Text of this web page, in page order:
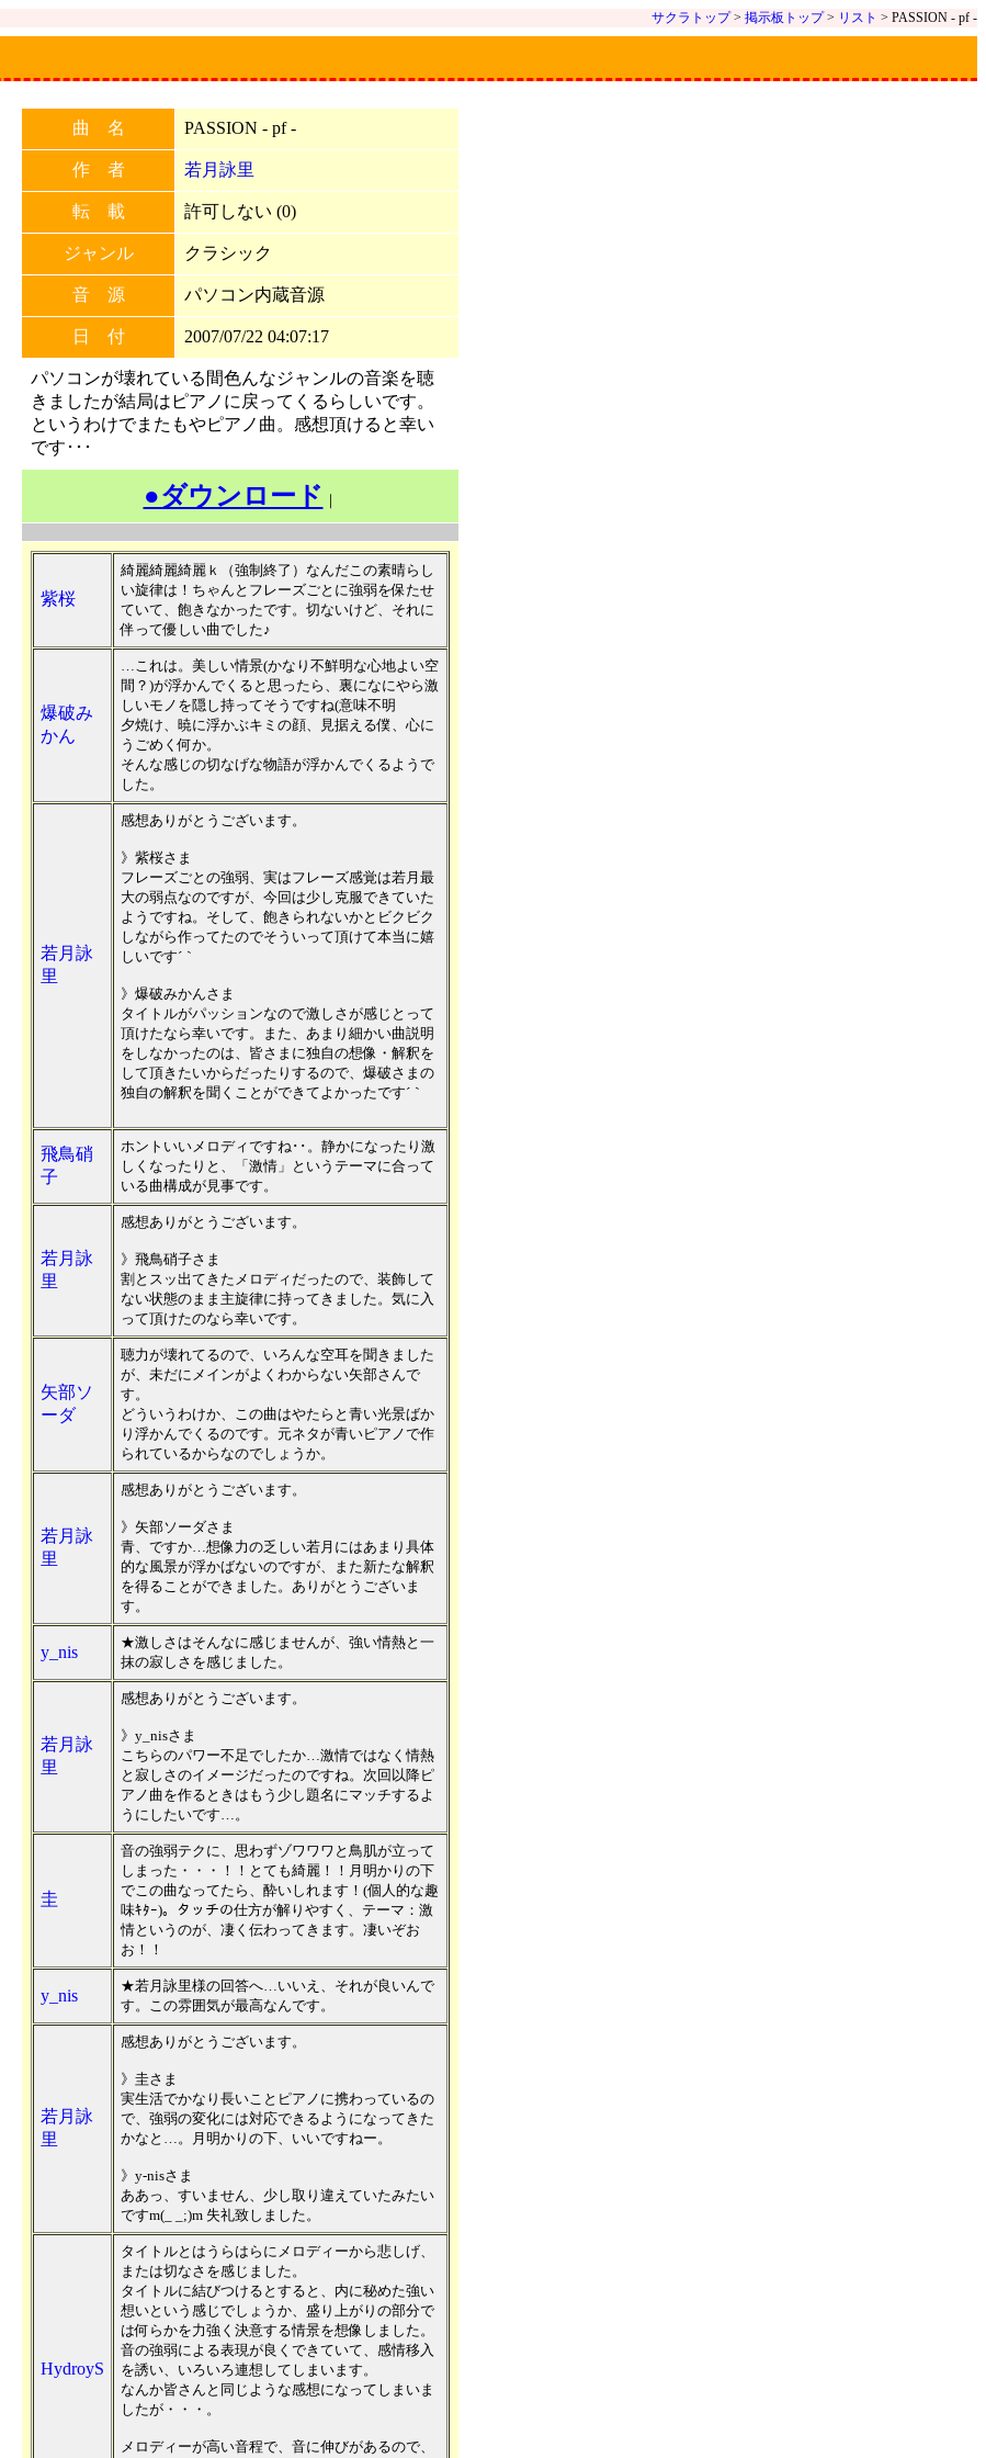
サクラトップ> 掲示板トップ> リスト > PASSION - pf -
曲 名 PASSION - pf -
作 者 若月詠里
転 載 許可しない (0)
ジャンル クラシック
音 源 パソコン内蔵音源
日 付 2007/07/22 04:07:17
パソコンが壊れている間色んなジャンルの音楽を聴
きましたが結局はピアノに戻ってくるらしいです。
というわけでまたもやピアノ曲。感想頂けると幸い
です･･･
●ダウンロード ｜
紫桜
綺麗綺麗綺麗ｋ（強制終了）なんだこの素晴らし
い旋律は！ちゃんとフレーズごとに強弱を保たせ
ていて、飽きなかったです。切ないけど、それに
伴って優しい曲でした♪
爆破み
かん
…これは。美しい情景(かなり不鮮明な心地よい空
間？)が浮かんでくると思ったら、裏になにやら激
しいモノを隠し持ってそうですね(意味不明
夕焼け、暁に浮かぶキミの顔、見据える僕、心に
うごめく何か。
そんな感じの切なげな物語が浮かんでくるようで
した。
若月詠
里
感想ありがとうございます。
》紫桜さま
フレーズごとの強弱、実はフレーズ感覚は若月最
大の弱点なのですが、今回は少し克服できていた
ようですね。そして、飽きられないかとビクビク
しながら作ってたのでそういって頂けて本当に嬉
しいです´｀
》爆破みかんさま
タイトルがパッションなので激しさが感じとって
頂けたなら幸いです。また、あまり細かい曲説明
をしなかったのは、皆さまに独自の想像・解釈を
して頂きたいからだったりするので、爆破さまの
独自の解釈を聞くことができてよかったです´｀
飛鳥硝
子
ホントいいメロディですね･･。静かになったり激
しくなったりと、「激情」というテーマに合って
いる曲構成が見事です。
若月詠
里
感想ありがとうございます。
》飛鳥硝子さま
割とスッ出てきたメロディだったので、装飾して
ない状態のまま主旋律に持ってきました。気に入
って頂けたのなら幸いです。
矢部ソ
ーダ
聴力が壊れてるので、いろんな空耳を聞きました
が、未だにメインがよくわからない矢部さんで
す。
どういうわけか、この曲はやたらと青い光景ばか
り浮かんでくるのです。元ネタが青いピアノで作
られているからなのでしょうか。
若月詠
里
感想ありがとうございます。
》矢部ソーダさま
青、ですか…想像力の乏しい若月にはあまり具体
的な風景が浮かばないのですが、また新たな解釈
を得ることができました。ありがとうございま
す。
y_nis
★激しさはそんなに感じませんが、強い情熱と一
抹の寂しさを感じました。
若月詠
里
感想ありがとうございます。
》y_nisさま
こちらのパワー不足でしたか…激情ではなく情熱
と寂しさのイメージだったのですね。次回以降ピ
アノ曲を作るときはもう少し題名にマッチするよ
うにしたいです…。
圭
音の強弱テクに、思わずゾワワワと鳥肌が立って
しまった・・・！！とても綺麗！！月明かりの下
でこの曲なってたら、酔いしれます！(個人的な趣
味ｷﾀｰ)。タッチの仕方が解りやすく、テーマ：激
情というのが、凄く伝わってきます。凄いぞお
お！！
y_nis
★若月詠里様の回答へ…いいえ、それが良いんで
す。この雰囲気が最高なんです。
若月詠
里
感想ありがとうございます。
》圭さま
実生活でかなり長いことピアノに携わっているの
で、強弱の変化には対応できるようになってきた
かなと…。月明かりの下、いいですねー。
》y-nisさま
ああっ、すいません、少し取り違えていたみたい
ですm(_ _;)m 失礼致しました。
HydroyS
タイトルとはうらはらにメロディーから悲しげ、
または切なさを感じました。
タイトルに結びつけるとすると、内に秘めた強い
想いという感じでしょうか、盛り上がりの部分で
は何らかを力強く決意する情景を想像しました。
音の強弱による表現が良くできていて、感情移入
を誘い、いろいろ連想してしまいます。
なんか皆さんと同じような感想になってしまいま
したが・・・。
メロディーが高い音程で、音に伸びがあるので、